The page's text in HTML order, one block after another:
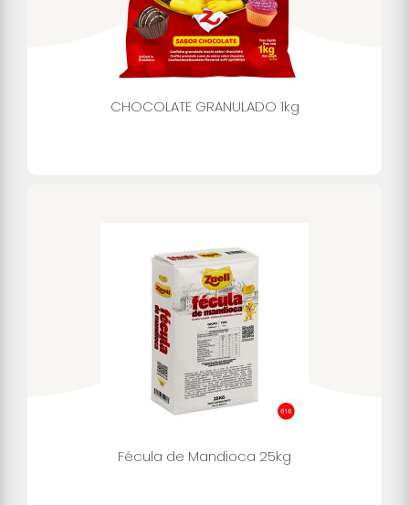
CHOCOLATE GRANULADO 1kg
Fécula de Mandioca 25kg